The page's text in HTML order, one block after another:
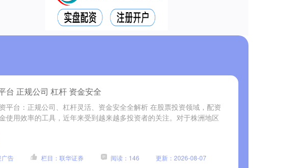
台 正规公司 杠杆 资金安全
平台：正规公司、杠杆灵活、资金安全全解析 在股票投资领域，配资
使用效率的工具，近年来受到越来越多投资者的关注。对于株洲地区
广告 栏目：联华证券 阅读：146 更新：2026-08-07